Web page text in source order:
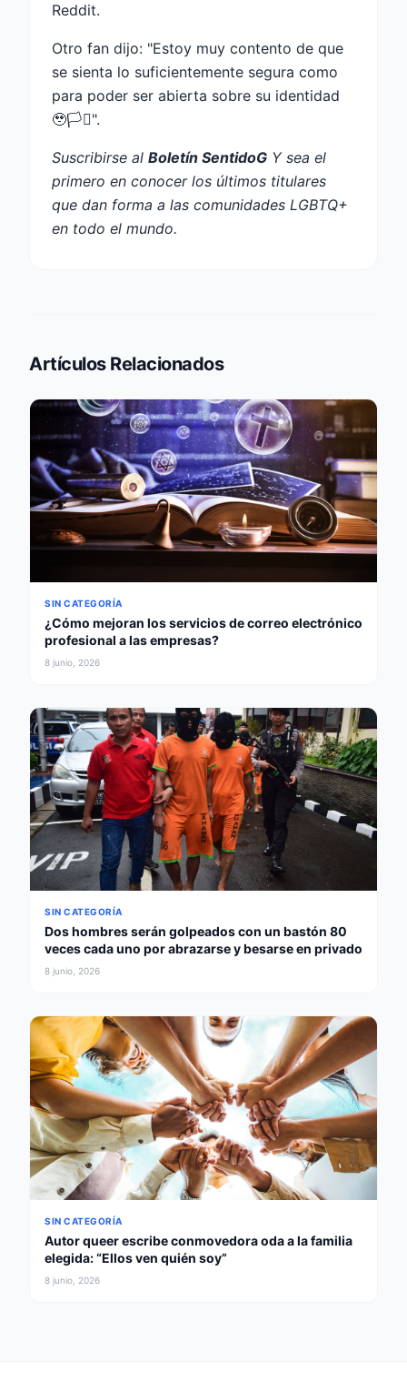
Reddit.
Otro fan dijo: "Estoy muy contento de que
se sienta lo suficientemente segura como
para poder ser abierta sobre su identidad
🥹🏳️‍⚧️".
Suscribirse al Boletín SentidoG Y sea el
primero en conocer los últimos titulares
que dan forma a las comunidades LGBTQ+
en todo el mundo.
Artículos Relacionados
SIN CATEGORÍA
¿Cómo mejoran los servicios de correo electrónico
profesional a las empresas?
8 junio, 2026
SIN CATEGORÍA
Dos hombres serán golpeados con un bastón 80
veces cada uno por abrazarse y besarse en privado
8 junio, 2026
SIN CATEGORÍA
Autor queer escribe conmovedora oda a la familia
elegida: “Ellos ven quién soy”
8 junio, 2026